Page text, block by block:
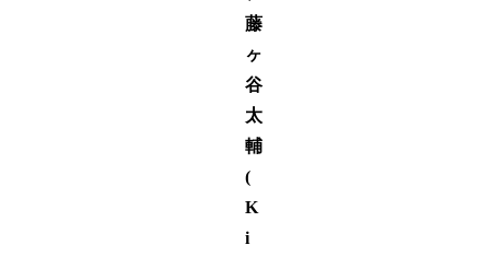
藤
ヶ
谷
太
輔
(
K
i